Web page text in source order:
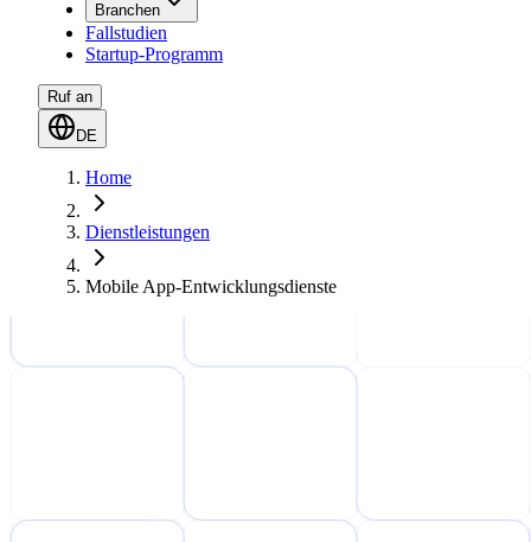
Branchen
Fallstudien
Startup-Programm
Ruf an
DE
Home
Dienstleistungen
Mobile App-Entwicklungsdienste